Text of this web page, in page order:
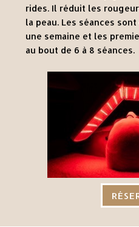
rides. Il réduit les
la peau. Les séances sont
une semaine et les
au bout de 6 à 8 séances.